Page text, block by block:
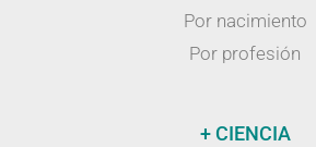
Por nacimiento
Por profesión
+ CIENCIA